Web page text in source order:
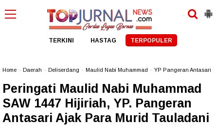
TERKINI HASTAG TERPOPULER
Home Daerah Deliserdang Maulid Nabi Muhammad YP Pangeran Antasari
Peringati Maulid Nabi Muhammad
SAW 1447 Hijiriah, YP. Pangeran
Antasari Ajak Para Murid Tauladani